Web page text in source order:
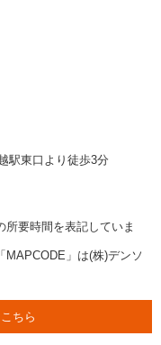
駅東口より徒歩3分
要時間を表記していま
」は(株)デンソ
ちら